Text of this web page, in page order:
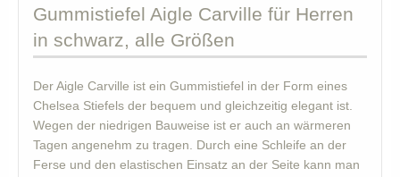
Gummistiefel Aigle Carville für Herren
in schwarz, alle Größen
Der Aigle Carville ist ein Gummistiefel in der Form eines
Chelsea Stiefels der bequem und gleichzeitig elegant ist.
Wegen der niedrigen Bauweise ist er auch an wärmeren
Tagen angenehm zu tragen. Durch eine Schleife an der
Ferse und den elastischen Einsatz an der Seite kann man